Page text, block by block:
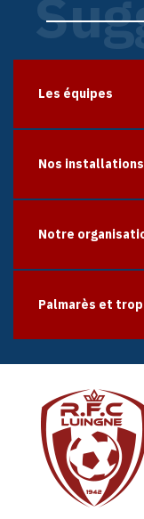
Les équipes
Nos installations
Notre
Palmarès et